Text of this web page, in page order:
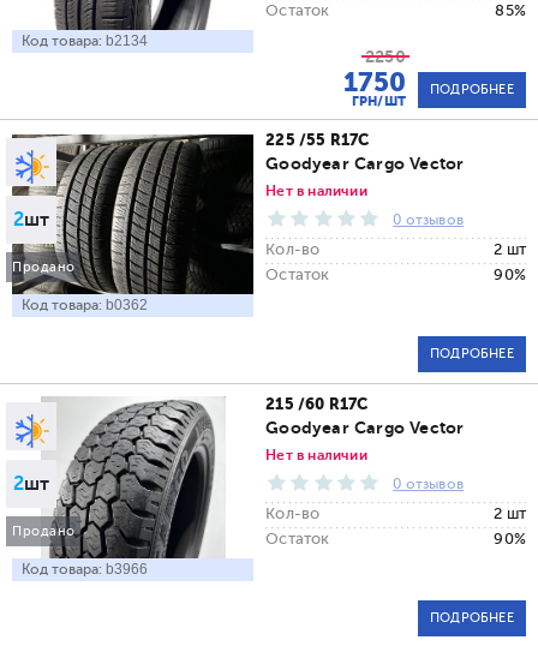
Код товара: b2134
Остаток
85%
2250
1750
ГРН/ШТ
ПОДРОБНЕЕ
2шт
Продано
Код товара: b0362
225 /55 R17C
Goodyear Cargo Vector
Нет в наличии
0 отзывов
Кол-во
2 шт
Остаток
90%
ПОДРОБНЕЕ
2шт
Продано
Код товара: b3966
215 /60 R17C
Goodyear Cargo Vector
Нет в наличии
0 отзывов
Кол-во
2 шт
Остаток
90%
ПОДРОБНЕЕ